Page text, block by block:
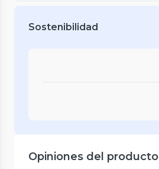
Sostenibilidad
Opiniones del producto